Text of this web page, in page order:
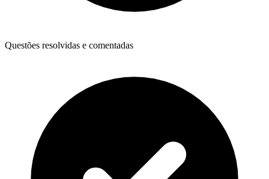
Questões resolvidas e comentadas